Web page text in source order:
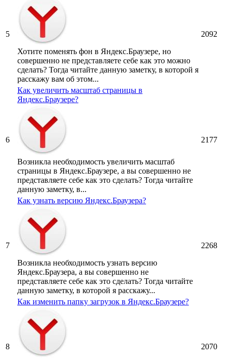
5
Хотите поменять фон в Яндекс.Браузере, но
совершенно не представляете себе как это можно
сделать? Тогда читайте данную заметку, в которой я
расскажу вам об этом...
2092
6
Как увеличить масштаб страницы в
Яндекс.Браузере?
Возникла необходимость увеличить масштаб
страницы в Яндекс.Браузере, а вы совершенно не
представляете себе как это сделать? Тогда читайте
данную заметку, в...
2177
7
Как узнать версию Яндекс.Браузера?
Возникла необходимость узнать версию
Яндекс.Браузера, а вы совершенно не
представляете себе как это сделать? Тогда читайте
данную заметку, в которой я расскажу...
2268
8
Как изменить папку загрузок в Яндекс.Браузере?
2070